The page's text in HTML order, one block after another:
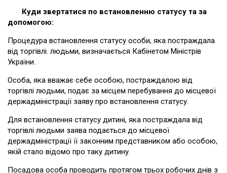
Куди звертатися по встановленню статусу та за
допомогою:
Процедура встановлення статусу особи, яка постраждала
від торгівлі. людьми, визначається Кабінетом Міністрів
України.
Особа, яка вважає себе особою, постраждалою від
торгівлі людьми, подає за місцем перебування до місцевої
держадміністрації заяву про встановлення статусу.
Для встановлення статусу дитині, яка постраждала від
торгівлі людьми заява подається до місцевої
держадміністрації її законним представником або особою,
якій стало відомо про таку дитину.
Посадова особа проводить протягом трьох робочих днів з